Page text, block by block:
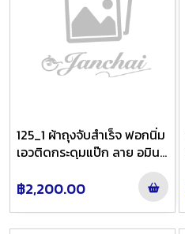
125_1 ผ้าถุงจับสำเร็จ ฟอกนิ่ม
เอวติดกระดุมแป๊ก ลาย อมิน
ตรา สี แดงสดเงินย้อมดำไล่สี
฿2,200.00